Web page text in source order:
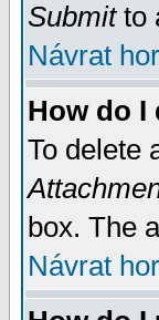
Submitto
Návrat
How do I
To delete
box. The
Návrat